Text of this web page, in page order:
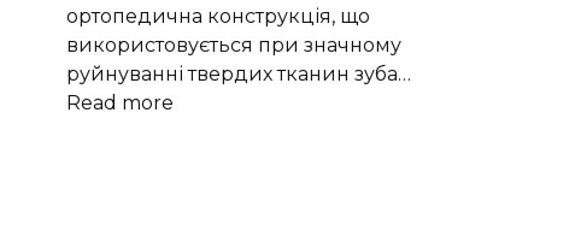
ортопедична конструкція, що
використовується при значному
руйнуванні твердих тканин зуба…
Read more